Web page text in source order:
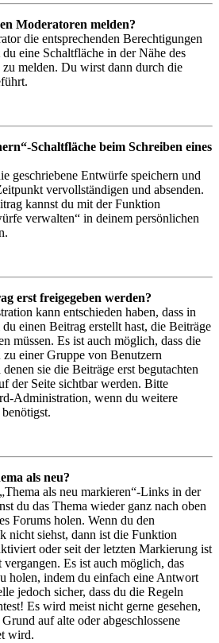
Moderatoren melden?
die entsprechenden Berechtigungen
du eine Schaltfläche in der Nähe des
zu melden. Du wirst dann durch die
Schaltfläche beim Schreiben eines
geschriebene Entwürfe speichern und
vervollständigen und absenden.
kannst du mit der Funktion
verwalten“ in deinem persönlichen
erst freigegeben werden?
kann entschieden haben, dass in
einen Beitrag erstellt hast, die Beiträge
müssen. Es ist auch möglich, dass die
einer Gruppe von Benutzern
sie die Beiträge erst begutachten
der Seite sichtbar werden. Bitte
Administration, wenn du weitere
als neu?
als neu markieren“-Links in der
du das Thema wieder ganz nach oben
Forums holen. Wenn du den
nicht siehst, dann ist die Funktion
oder seit der letzten Markierung ist
Es ist auch möglich, das
holen, indem du einfach eine Antwort
jedoch sicher, dass du die Regeln
Es wird meist nicht gerne gesehen,
auf alte oder abgeschlossene
wird.